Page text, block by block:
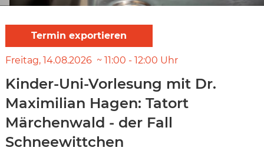
Freitag 14.08.2026 11:00 - 12:00 Uhr
Kinder-Uni-Vorlesung mit Dr.
Maximilian Hagen: Tatort
Märchenwald - der Fall
Schneewittchen